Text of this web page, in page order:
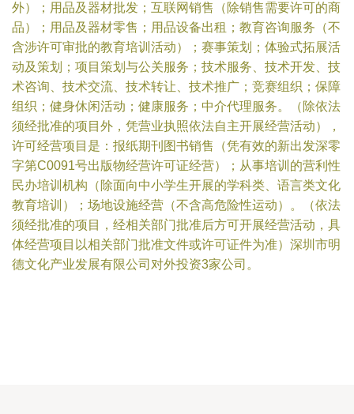
外）；用品及器材批发；互联网销售（除销售需要许可的商
品）；用品及器材零售；用品设备出租；教育咨询服务（不
含涉许可审批的教育培训活动）；赛事策划；体验式拓展活
动及策划；项目策划与公关服务；技术服务、技术开发、技
术咨询、技术交流、技术转让、技术推广；竞赛组织；保障
组织；健身休闲活动；健康服务；中介代理服务。（除依法
须经批准的项目外，凭营业执照依法自主开展经营活动），
许可经营项目是：报纸期刊图书销售（凭有效的新出发深零
字第C0091号出版物经营许可证经营）；从事培训的营利性
民办培训机构（除面向中小学生开展的学科类、语言类文化
教育培训）；场地设施经营（不含高危险性运动）。（依法
须经批准的项目，经相关部门批准后方可开展经营活动，具
体经营项目以相关部门批准文件或许可证件为准）深圳市明
德文化产业发展有限公司对外投资3家公司。